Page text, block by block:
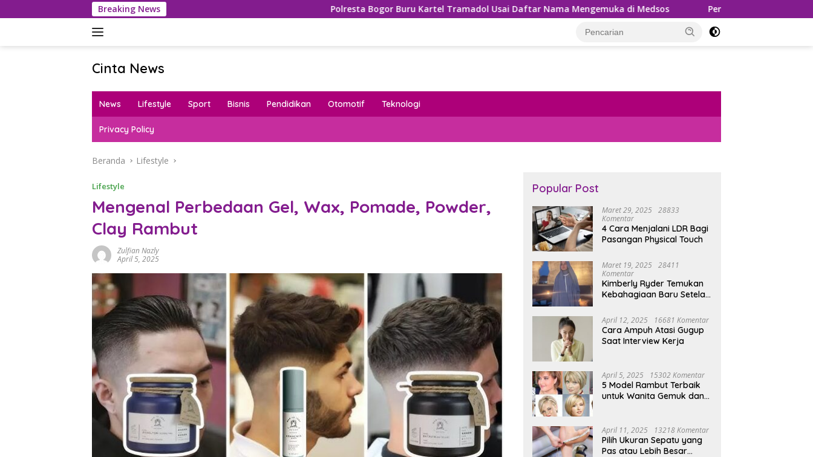
ke
Breaking News Polresta Bogor Buru Kartel Tramadol Usai Daftar Nama Mengemuka di Medsos Pemungutan PPh 22 Marketplace
Cinta News
News
Kabar
Inspirasi!
News Lifestyle Sport Bisnis Pendidikan Otomotif Teknologi
Privacy Policy
Beranda Lifestyle
Lifestyle
Mengenal Perbedaan Gel, Wax, Pomade, Powder,
Clay Rambut
Zulfian Nazly
April 5, 2025
Popular Post
Maret 29, 2025
28833
Komentar
4 Cara Menjalani LDR Bagi
Pasangan Physical Touch
Maret 19, 2025
28411
Komentar
Kimberly Ryder Temukan
Kebahagiaan Baru Setelah
April 12, 2025 16681 Komentar
Cara Ampuh Atasi Gugup
Saat Interview Kerja
April 5, 2025 15302 Komentar
5 Model Rambut Terbaik
untuk Wanita Gemuk dan
April 11, 2025 13218 Komentar
Pilih Ukuran Sepatu yang
Pas atau Lebih Besar